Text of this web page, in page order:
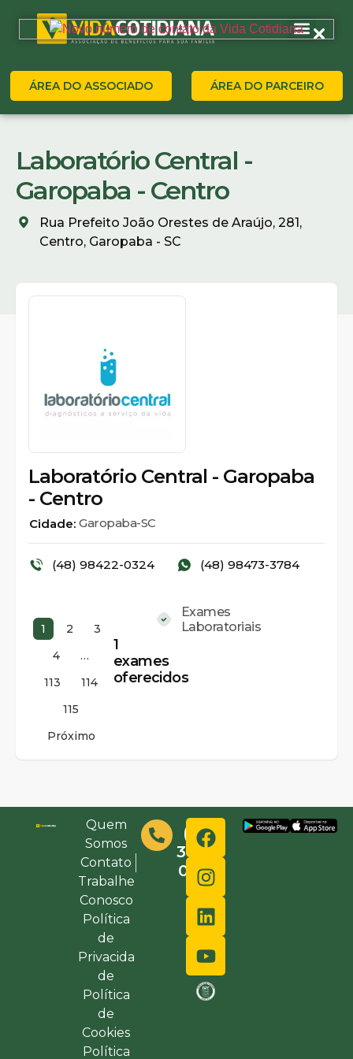
ÁREA DO ASSOCIADO ÁREA DO PARCEIRO
Laboratório Central -
Garopaba - Centro
Rua Prefeito João Orestes de Araújo, 281,
Centro, Garopaba - SC
Laboratório Central - Garopaba
- Centro
Cidade: Garopaba-SC
(48) 98422-0324 (48) 98473-3784
1 2
3
4
…
113
114
115
Próximo
1
exames
oferecidos
Exames
Laboratoriais
Quem
Somos
Contato
Trabalhe
Conosco
Política
de
Privacida
de
Política
de
Cookies
Política
(48)
3632-
0000